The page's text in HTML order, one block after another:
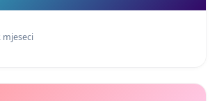
mjeseci